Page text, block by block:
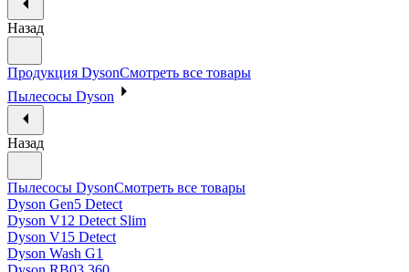
Назад
Продукция DysonСмотреть все товары
Пылесосы Dyson
Назад
Пылесосы DysonСмотреть все товары
Dyson Gen5 Detect
Dyson V12 Detect Slim
Dyson V15 Detect
Dyson Wash G1